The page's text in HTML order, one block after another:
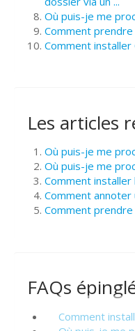
Où puis-je me
Comment
Comment installer
Les articles
Où puis-je me
Où puis-je me
Comment
Comment annoter
Comment
FAQs
Comment